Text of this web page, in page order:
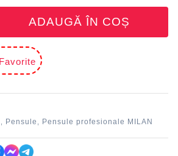
ADAUGĂ ÎN COȘ
Pensule Pensule profesionale MILAN